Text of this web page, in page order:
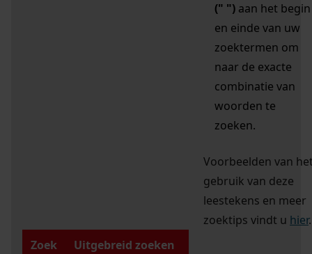
(" ") aan het begin
en einde van uw
zoektermen om
naar de exacte
combinatie van
woorden te
zoeken.
Voorbeelden van
gebruik van deze
leestekens en meer
zoektips vindt u hier.
Zoek
Uitgebreid zoeken